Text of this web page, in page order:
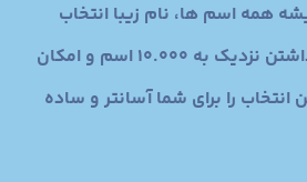
همه اسم ها، نام زیبا انتخاب
نمایید. این سایت با داشتن نزدیک به 10.000 اسم و امکان
انتخاب را برای شما آسانتر و ساده